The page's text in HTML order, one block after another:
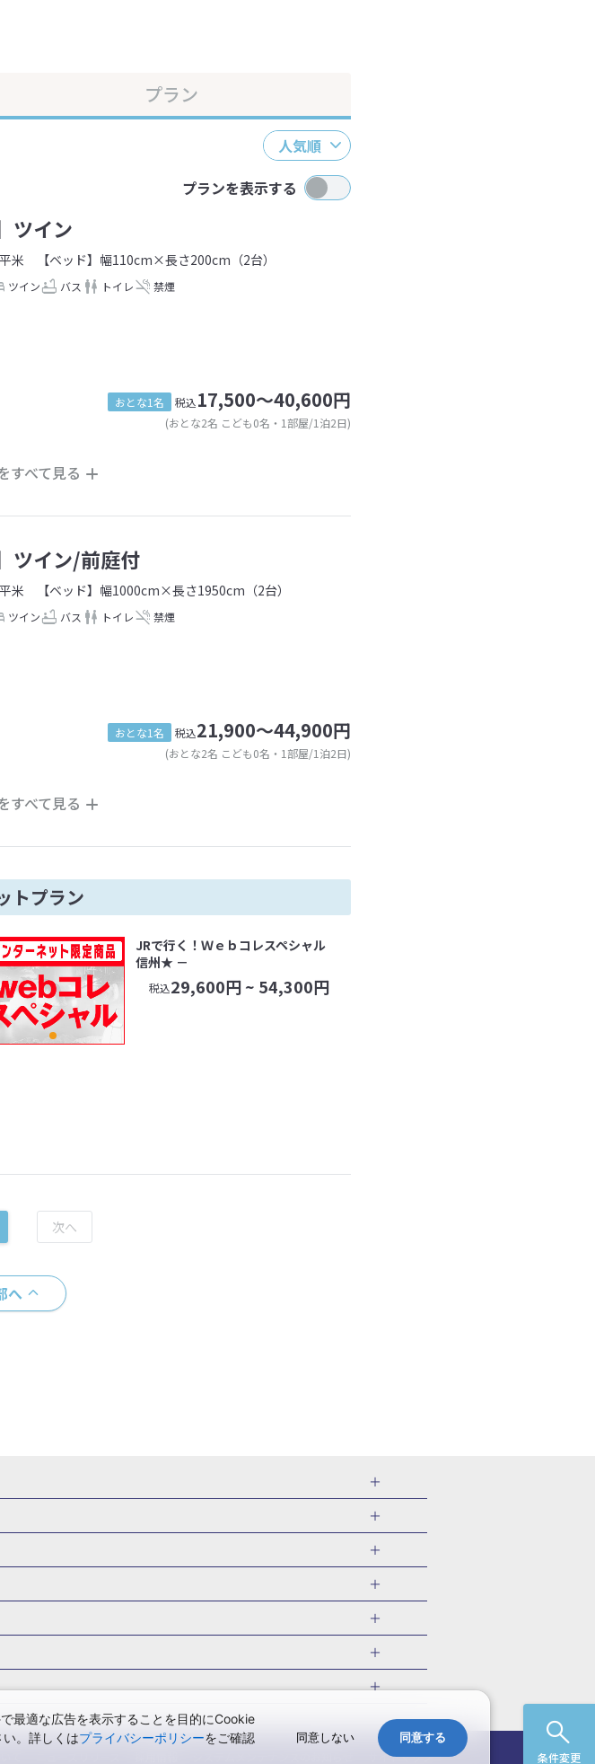
条件変更
プラン
人気順
プランを表示する
ツイン
米 【ベッド】幅110cm×長さ200cm（2台）
ツイン バス トイレ 禁煙
おとな1名 税込17,500～40,600円
(おとな2名 こども0名・1部屋/1泊2日)
すべて見る
ツイン/前庭付
米 【ベッド】幅1000cm×長さ1950cm（2台）
ツイン バス トイレ 禁煙
おとな1名 税込21,900～44,900円
(おとな2名 こども0名・1部屋/1泊2日)
すべて見る
トプラン
JRで行く！Ｗｅｂコレスペシャル
信州★ －
税込29,600円 ~ 54,300円
へ
県 長野県 東海 静岡県 岐阜県
愛知県
国 徳島県 高知県 香川県 愛媛県
中国
川県ホテル・旅館
埼玉県ホテル・旅館
ル・旅館
富山県ホテル・旅館
ル・旅館
和歌山県ホテル・旅館
ル・旅館
福岡県ホテル・旅館
ル・旅館
宮崎県ホテル・旅館
(岩手) 蔵王温泉(山形)
かみのやま温泉(山形)
宇奈月温泉(富山) あわら温泉(福井)
関東
じ温泉(静岡) 下呂温泉(岐阜)
関西
・ツアー 埼玉旅行・ツアー
千葉旅行・ツアー
ツアー 石川旅行・ツアー
福井旅行・ツアー
静岡旅行・ツアー
岐阜旅行・ツアー
ツアー 大阪旅行・ツアー
兵庫旅行・ツアー
・ツアー 香川旅行・ツアー
愛媛旅行・ツアー
旅行 7月の国内旅行
8月の国内旅行
国内旅行
年末年始・お正月の国内旅行
サイトマップ
最適な広告を表示することを目的にCookie
。詳しくはプライバシーポリシーをご確認
同意しない 同意する